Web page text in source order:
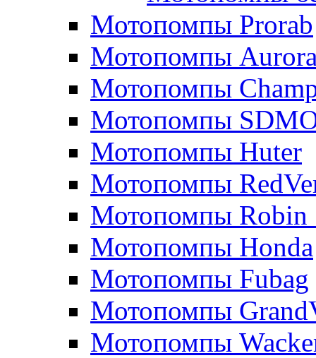
Мотопомпы Prorab
Мотопомпы
Мотопомпы
Мотопомпы
Мотопомпы Huter
Мотопомпы
Мотопомпы Robin
Мотопомпы Honda
Мотопомпы Fubag
Мотопомпы
Мотопомпы